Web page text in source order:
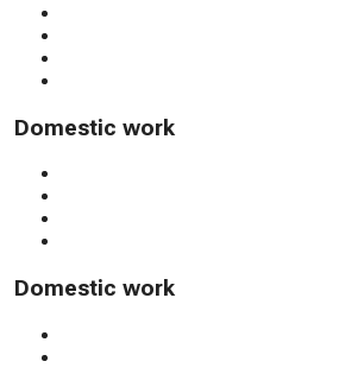
Domestic work
Domestic work